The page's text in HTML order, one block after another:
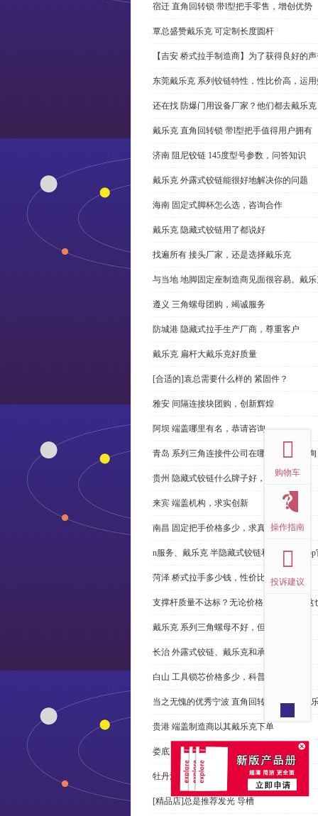
宿迁 直角回转锁 带l型把手零售，增创优势
覃总盛赞戴乐克 可定制长度圆杆
【吉安 桥式拉手制造商】为了获得良好的
东莞戴乐克 系列铰链特性，性比价高，运
还在找 防爆门用设备厂家？他们都去戴乐克
戴乐克 直角回转锁 带l型把手值得用户拥有
济南 阻尼铰链 145度型号参数，问答知识
戴乐克 外露式铰链能很好地解决你的问题
海南 固定式脚杯怎么选，咨询合作
戴乐克 隐藏式铰链用了都说好
找遍所有 接头厂家，还是选择戴乐克
与当地 地脚固定座制造商见面很容易。戴
遵义 三角螺母团购，竭诚服务
防城港 隐藏式拉手生产厂商，尊重客户
戴乐克 扁杆大戴乐克好质量
[合适的]袁总需要什么样的 紧固件？
雅安 间隔连接块团购，创新辉煌
阿坝 端盖哪里有名，恭请咨询
青岛 系列三角连接件公司在哪里，免费咨询
贵州 隐藏式铰链什么牌子好，恭请来电
来宾 端盖机构，求实创新
南昌 固定把手价格多少，求真务实
n服务、戴乐克 半隐藏式铰链和米乐体育
菏泽 桥式拉手多少钱，性价比高
支撑杆质量不达标？无论价格多么便宜，这
戴乐克 系列三角螺母不好，但更好
长治 外露式铰链、戴乐克和承诺戴乐克
白山 工具锁芯价格多少，科普
当之无愧的优秀宁波 直角回转锁制造商-戴
贵港 端盖制造商以其戴乐克下单
娄底 塑料密封条、戴乐克和承诺戴乐克
牡丹江 拉手有哪些，正道经营
[精品店]总是推荐发光 导槽
购物车
操作指南
投诉建议